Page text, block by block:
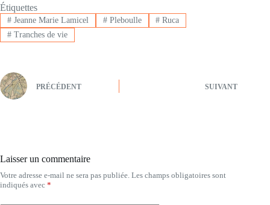
Étiquettes
#Jeanne Marie Lamicel #Pleboulle # Ruca
#Tranches de vie
PRÉCÉDENT SUIVANT
Laisser un commentaire
Votre adresse e-mail ne sera pas publiée. Les champs obligatoires sont
indiqués avec *